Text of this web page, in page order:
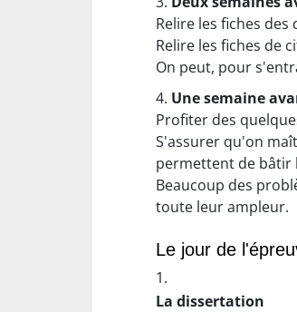
Relire les fiches
Relire les fiches de
On peut, pour
4. Une semaine
Profiter des
S'assurer qu'on
permettent de bâtir
Beaucoup des
toute leur ampleur.
Le jour de
1.
La dissertation